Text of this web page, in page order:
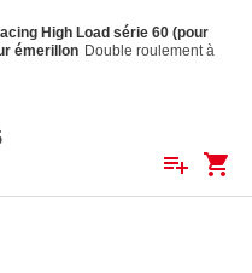
High Load série 60 (pour
émerillon Double roulement à
en aluminium fraisé, réa en
jusqu'à:…
playlist_add shopping_cart